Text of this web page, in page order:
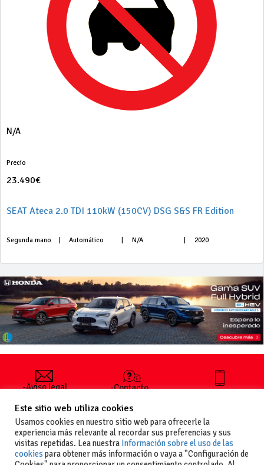
N/A
Precio
23.490€
SEAT Ateca 2.0 TDI 110kW (150CV) DSG S&S FR Edition
Segunda mano Automático N/A 2020
-Aviso legal
generales
de uso
-Política de
privacidad
-Política de
-Contacto
publicar un
anuncio
-Vende+
+34 627 35
Este sitio web utiliza cookies
Usamos cookies en nuestro sitio web para ofrecerle la
experiencia más relevante al recordar sus preferencias y sus
visitas repetidas. Lea nuestra Información sobre el uso de las
cookies para obtener más información o vaya a "Configuración de